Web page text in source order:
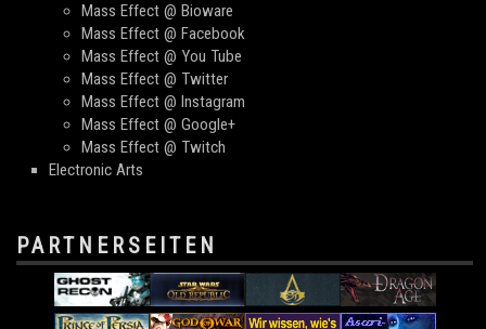
Mass Effect @ Bioware
Mass Effect @ Facebook
Mass Effect @ You Tube
Mass Effect @ Twitter
Mass Effect @ Instagram
Mass Effect @ Google+
Mass Effect @ Twitch
Electronic Arts
PARTNERSEITEN